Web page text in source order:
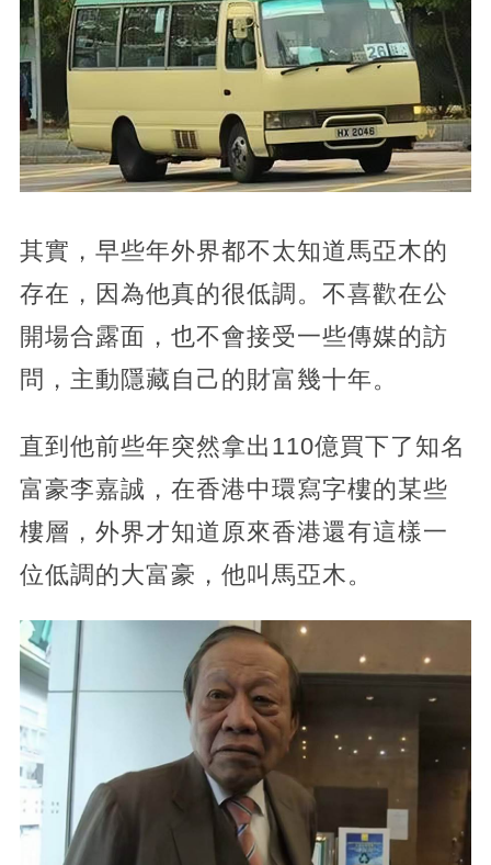
其實，早些年外界都不太知道馬亞木的
存在，因為他真的很低調。不喜歡在公
開場合露面，也不會接受一些傳媒的訪
問，主動隱藏自己的財富幾十年。
直到他前些年突然拿出110億買下了知名
富豪李嘉誠，在香港中環寫字樓的某些
樓層，外界才知道原來香港還有這樣一
位低調的大富豪，他叫馬亞木。